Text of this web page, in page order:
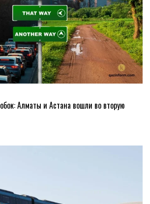
Алматы и Астана вошли во вторую